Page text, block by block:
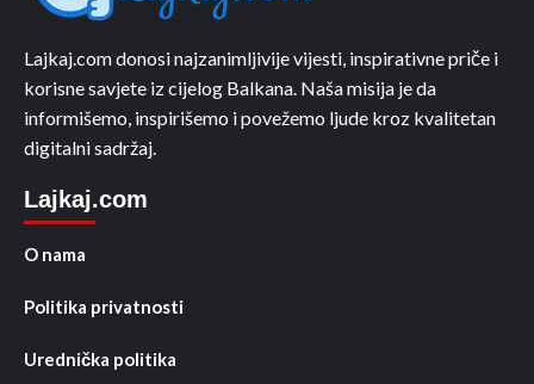
Lajkaj.com donosi najzanimljivije vijesti, inspirativne priče i
korisne savjete iz cijelog Balkana. Naša misija je da
informišemo, inspirišemo i povežemo ljude kroz kvalitetan
digitalni sadržaj.
Lajkaj.com
O nama
Politika privatnosti
Urednička politika